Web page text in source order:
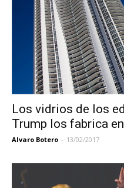
Los vidrios de los
Trump los fabrica
Alvaro Botero - 13/02/2017